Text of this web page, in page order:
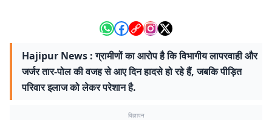
Hajipur News : ग्रामीणों का आरोप है कि विभागीय लापरवाही और
जर्जर तार-पोल की वजह से आए दिन हादसे हो रहे हैं, जबकि पीड़ित
परिवार इलाज को लेकर परेशान है.
विज्ञापन